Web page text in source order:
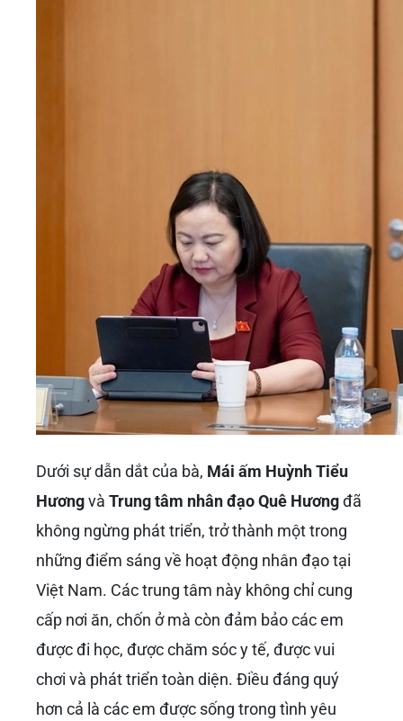
Dưới sự dẫn dắt của bà, Mái ấm Huỳnh Tiểu
Hươngvà Trung tâm nhân đạo Quê Hươngđã
không ngừng phát triển, trở thành một trong
những điểm sáng về hoạt động nhân đạo tại
Việt Nam. Các trung tâm này không chỉ cung
cấp nơi ăn, chốn ở mà còn đảm bảo các em
được đi học, được chăm sóc y tế, được vui
chơi và phát triển toàn diện. Điều đáng quý
hơn cả là các em được sống trong tình yêu